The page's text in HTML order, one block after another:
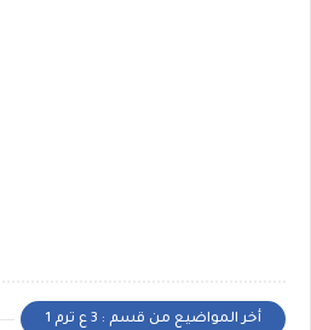
أخر المواضيع من قسم : 3 ع ترم 1